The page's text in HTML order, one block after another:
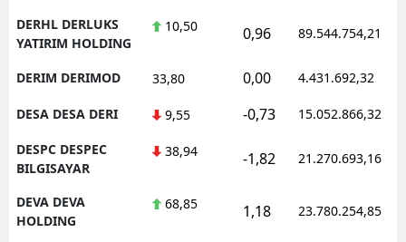
DERHL DERLUKS
YATIRIM HOLDING
10,50 0,96 89.544.754,21
DERIM DERIMOD 33,80 0,00 4.431.692,32
DESA DESA DERI 9,55 -0,73 15.052.866,32
DESPC DESPEC
BILGISAYAR
38,94 -1,82 21.270.693,16
DEVA DEVA
HOLDING
68,85 1,18 23.780.254,85